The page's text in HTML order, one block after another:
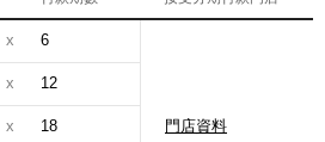
x 6
門店資料
x 12
x 18